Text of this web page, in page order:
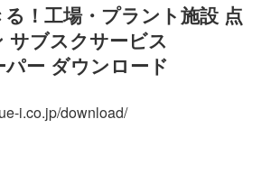
！工場・プラント施設 点
サブスクサービス
ー ダウンロード
i.co.jp/download/